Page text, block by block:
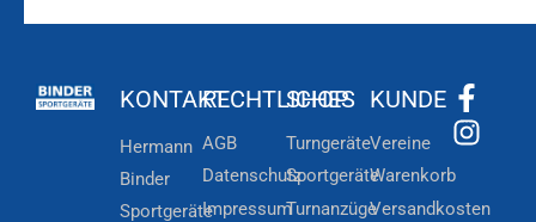
KONTAKT
Hermann
Binder
Sportgeräte
RECHTLICHES
AGB
Datenschutz
Impressum
SHOP
Turngeräte
Sportgeräte
Turnanzüge
KUNDE
Vereine
Warenkorb
Versandkosten